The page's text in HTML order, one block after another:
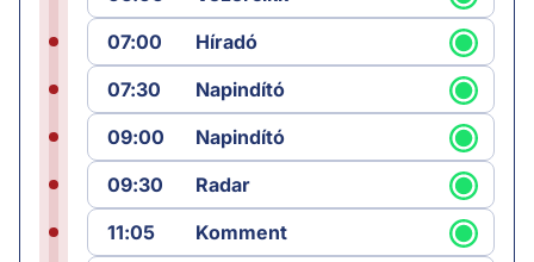
07:00
Híradó
07:30
Napindító
09:00
Napindító
09:30
Radar
11:05
Komment